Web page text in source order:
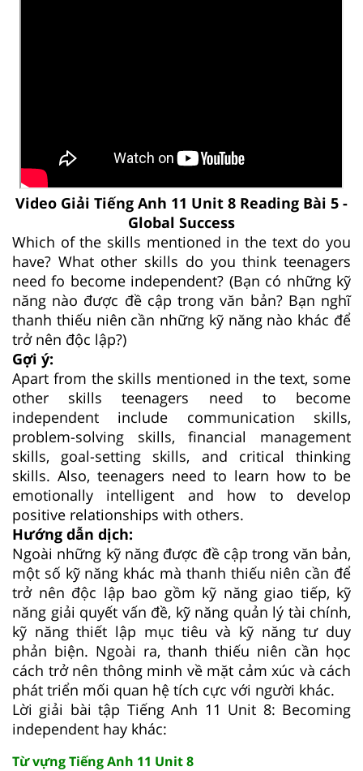
Video Giải Tiếng Anh 11 Unit 8 Reading Bài 5 -
Global Success
Which of the skills mentioned in the text do you
have? What other skills do you think teenagers
need fo become independent? (Bạn có những kỹ
năng nào được đề cập trong văn bản? Bạn nghĩ
thanh thiếu niên cần những kỹ năng nào khác để
trở nên độc lập?)
Gợi ý:
Apart from the skills mentioned in the text, some
other skills teenagers need to become
independent include communication skills,
problem-solving skills, financial management
skills, goal-setting skills, and critical thinking
skills. Also, teenagers need to learn how to be
emotionally intelligent and how to develop
positive relationships with others.
Hướng dẫn dịch:
Ngoài những kỹ năng được đề cập trong văn bản,
một số kỹ năng khác mà thanh thiếu niên cần để
trở nên độc lập bao gồm kỹ năng giao tiếp, kỹ
năng giải quyết vấn đề, kỹ năng quản lý tài chính,
kỹ năng thiết lập mục tiêu và kỹ năng tư duy
phản biện. Ngoài ra, thanh thiếu niên cần học
cách trở nên thông minh về mặt cảm xúc và cách
phát triển mối quan hệ tích cực với người khác.
Lời giải bài tập Tiếng Anh 11 Unit 8: Becoming
independent hay khác:
Từ vựng Tiếng Anh 11 Unit 8